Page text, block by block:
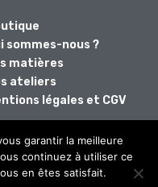
sommes-nous ?
matières
ateliers
légales et CGV
garantir la meilleure
continuez à utiliser ce
en êtes satisfait.